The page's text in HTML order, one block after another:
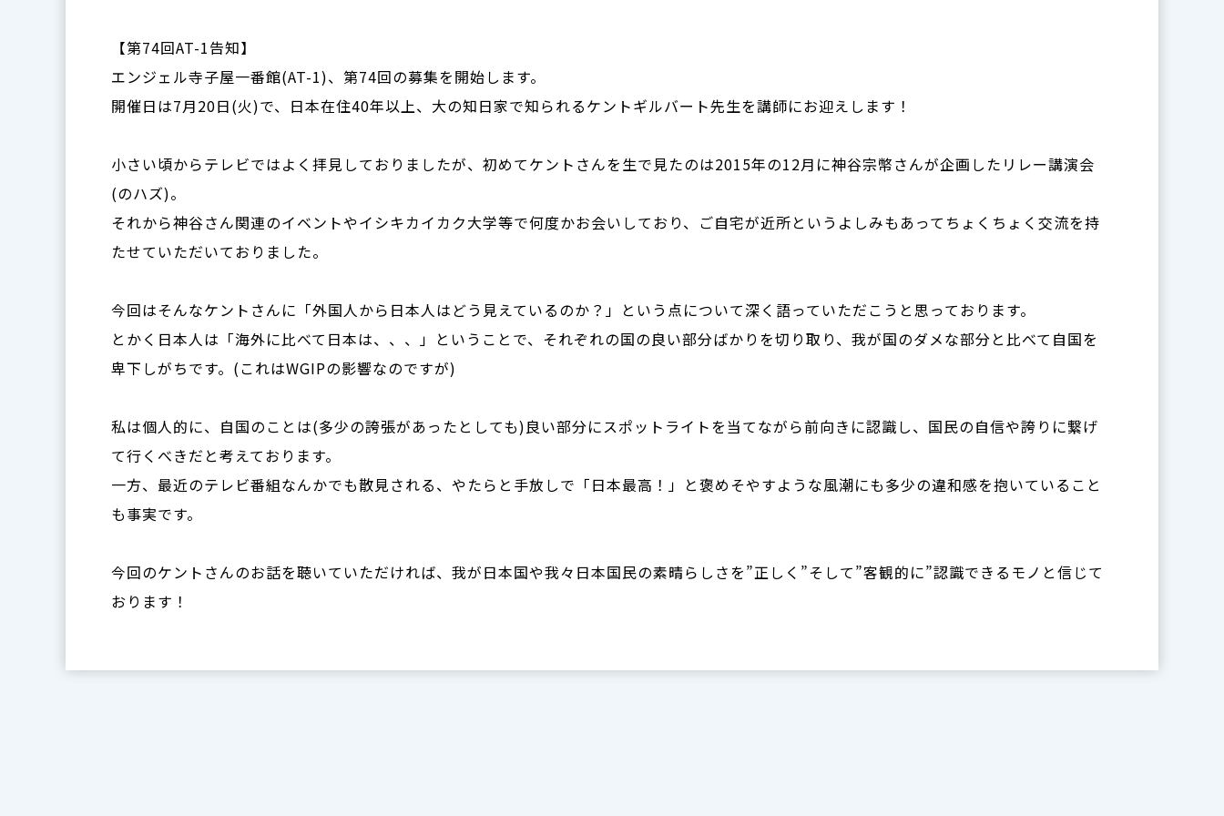
【第74回AT-1告知】
エンジェル寺子屋一番館(AT-1)、第74回の募集を開始します。
開催日は7月20日(火)で、日本在住40年以上、大の知日家で知られるケントギルバート先生を講師にお迎えします！
小さい頃からテレビではよく拝見しておりましたが、初めてケントさんを生で見たのは2015年の12月に神谷宗幣さんが企画したリレー講演会
(のハズ)。
それから神谷さん関連のイベントやイシキカイカク大学等で何度かお会いしており、ご自宅が近所というよしみもあってちょくちょく交流を持
たせていただいておりました。
今回はそんなケントさんに「外国人から日本人はどう見えているのか？」という点について深く語っていただこうと思っております。
とかく日本人は「海外に比べて日本は、、、」ということで、それぞれの国の良い部分ばかりを切り取り、我が国のダメな部分と比べて自国を
卑下しがちです。(これはWGIPの影響なのですが)
私は個人的に、自国のことは(多少の誇張があったとしても)良い部分にスポットライトを当てながら前向きに認識し、国民の自信や誇りに繋げ
て行くべきだと考えております。
一方、最近のテレビ番組なんかでも散見される、やたらと手放しで「日本最高！」と褒めそやすような風潮にも多少の違和感を抱いていること
も事実です。
今回のケントさんのお話を聴いていただければ、我が日本国や我々日本国民の素晴らしさを”正しく”そして”客観的に”認識できるモノと信じて
おります！